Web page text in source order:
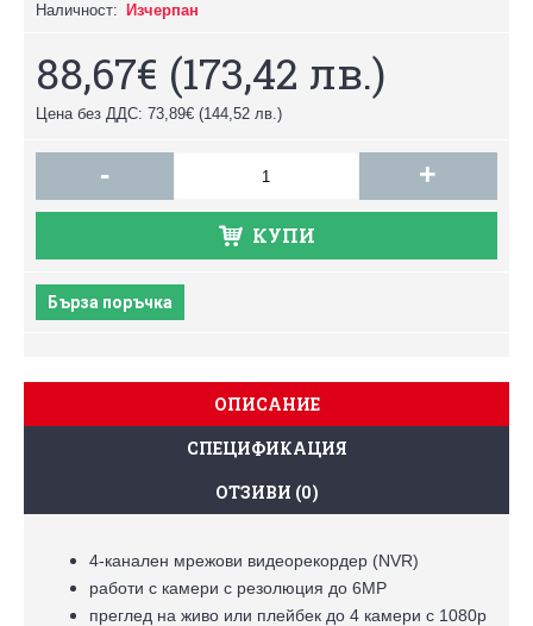
Наличност:
Изчерпан
88,67€ (173,42 лв.)
Цена без ДДС: 73,89€ (144,52 лв.)
- +
КУПИ
Бърза поръчка
ОПИСАНИЕ
СПЕЦИФИКАЦИЯ
ОТЗИВИ (0)
4-канален мрежови видeoрекордер (NVR)
работи с камери с резолюция до 6MР
преглед на живо или плейбек до 4 камери с 1080p